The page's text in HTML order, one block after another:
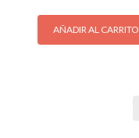
AÑADIR AL CARRITO